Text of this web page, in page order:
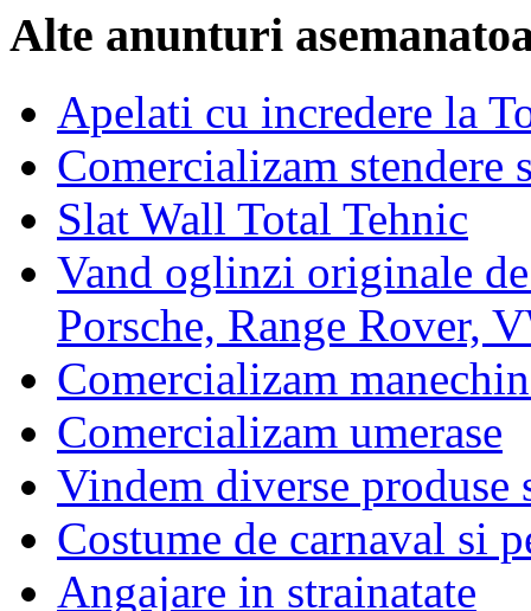
Alte anunturi
Apelati cu incredere la
Comercializam stendere
Slat Wall Total Tehnic
Vand oglinzi originale
Porsche, Range Rover,
Comercializam
Comercializam umerase
Vindem diverse produse
Costume de carnaval si
Angajare in strainatate